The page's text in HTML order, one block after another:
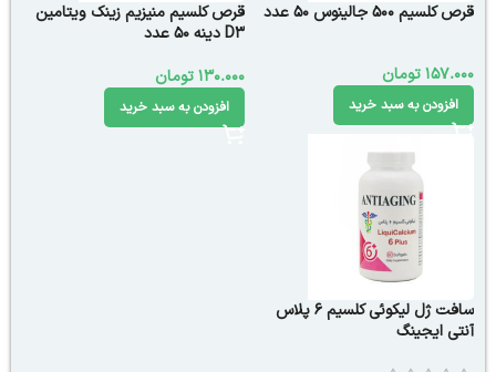
قرص کلسیم 500 جالینوس 50 عدد
157.000تومان
افزودن به سبد خرید
قرص کلسیم منیزیم زینک ویتامین
D3 دینه 50 عدد
130.000تومان
افزودن به سبد خرید
سافت ژل لیکوئی کلسیم 6 پلاس
آنتی ایجینگ